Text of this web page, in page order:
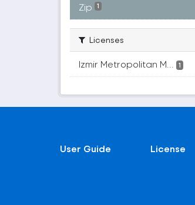
Zip 1
Licenses
Izmir Metropolitan M... 1
User Guide License